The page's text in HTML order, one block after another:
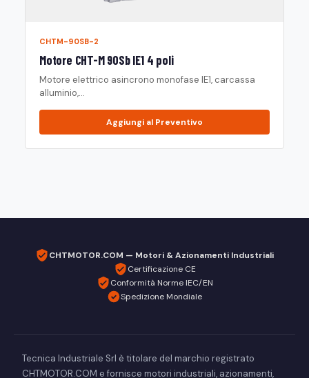
CHTM-90SB-2
Motore CHT-M 90Sb IE1 4 poli
Motore elettrico asincrono monofase IE1, carcassa
alluminio,...
Aggiungi al Preventivo
CHTMOTOR.COM — Motori & Azionamenti Industriali
Certificazione CE
Conformità Norme IEC/EN
Spedizione Mondiale
Tecnica Industriale Srl è titolare del marchio registrato
CHTMOTOR.COM e fornisce motori industriali, azionamenti,